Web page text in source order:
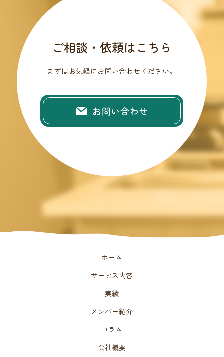
ご相談・依頼はこちら
まずはお気軽にお問い合わせください。
お問い合わせ
ホーム
サービス内容
実績
メンバー紹介
コラム
会社概要